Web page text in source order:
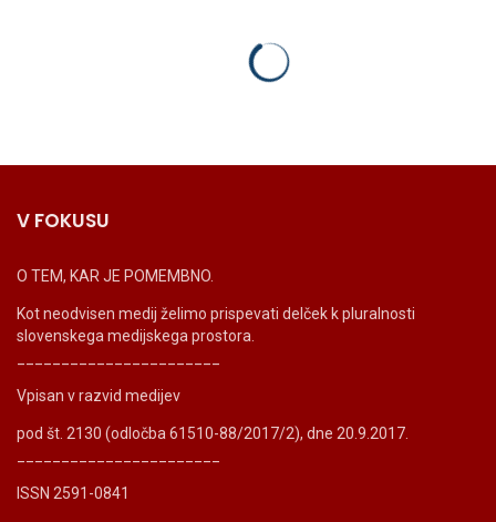
V FOKUSU
O TEM, KAR JE POMEMBNO.
Kot neodvisen medij želimo prispevati delček k pluralnosti
slovenskega medijskega prostora.
Vpisan v razvid medijev
pod št. 2130 (odločba 61510-88/2017/2), dne 20.9.2017.
ISSN 2591-0841